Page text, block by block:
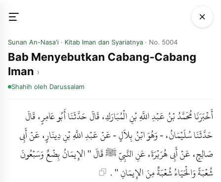
Sunan An-Nasa'i · Kitab Iman dan Syariatnya · No. 5004
Bab Menyebutkan Cabang-Cabang
Iman
Shahih oleh Darussalam
أَخْبَرَنَا مُحَمَّدُ بْنُ عَبْدِ اللَّهِ بْنِ الْمُبَارَكِ، قَالَ حَدَّثَنَا أَبُو عَامِرٍ، قَالَ
حَدَّثَنَا سُلَيْمَانُ، - وَهُوَ ابْنُ بِلاَلٍ - عَنْ عَبْدِ اللَّهِ بْنِ دِينَارٍ، عَنْ أَبِي
صَالِحٍ، عَنْ أَبِي هُرَيْرَةَ، عَنِ النَّبِيِّ ﷺ قَالَ " الإِيمَانُ بِضْعٌ وَسَبْعُونَ
شُعْبَةً وَالْحَيَاءُ شُعْبَةٌ مِنَ الإِيمَانِ " .